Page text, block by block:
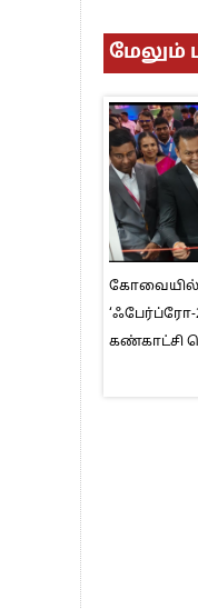
மேலும்
கோவையில்
‘ஃபேர்ப்ரோ-
கண்காட்சி